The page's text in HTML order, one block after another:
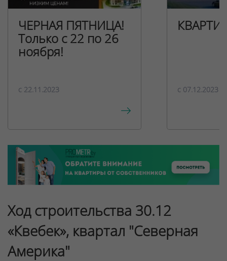
ЧЕРНАЯ ПЯТНИЦА!
Только с 22 по 26
ноября!
c 22.11.2023 c 07.12.2023
Ход строительства 30.12
«Квебек», квартал "Северная
Америка"